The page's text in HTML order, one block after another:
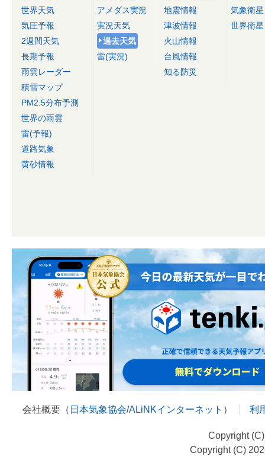
世界天気
気圧予報
2週間天気
長期予報
雨雲レーダー
積雪マップ
PM2.5分布予測
世界の雨雲
雷(予報)
道路気象
黄砂情報
アメダス実況
実況天気
過去天気
雷(実況)
地震情報
津波情報
火山情報
台風情報
知る防災
気象衛星
世界衛星
会社概要（ 日本気象協会/ALiNKインターネット ） 利
Copyright
Copyright (C)